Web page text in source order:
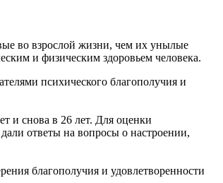
во взрослой жизни, чем их унылые
и физическим здоровьем человека.
психического благополучия и
и снова в 26 лет. Для оценки
ответы на вопросы о настроении,
благополучия и удовлетворенности